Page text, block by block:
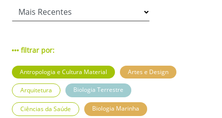
filtrar por:
Antropologia e Cultura Material Artes e Design
Arquitetura Biologia Terrestre
Ciências da Saúde Biologia Marinha